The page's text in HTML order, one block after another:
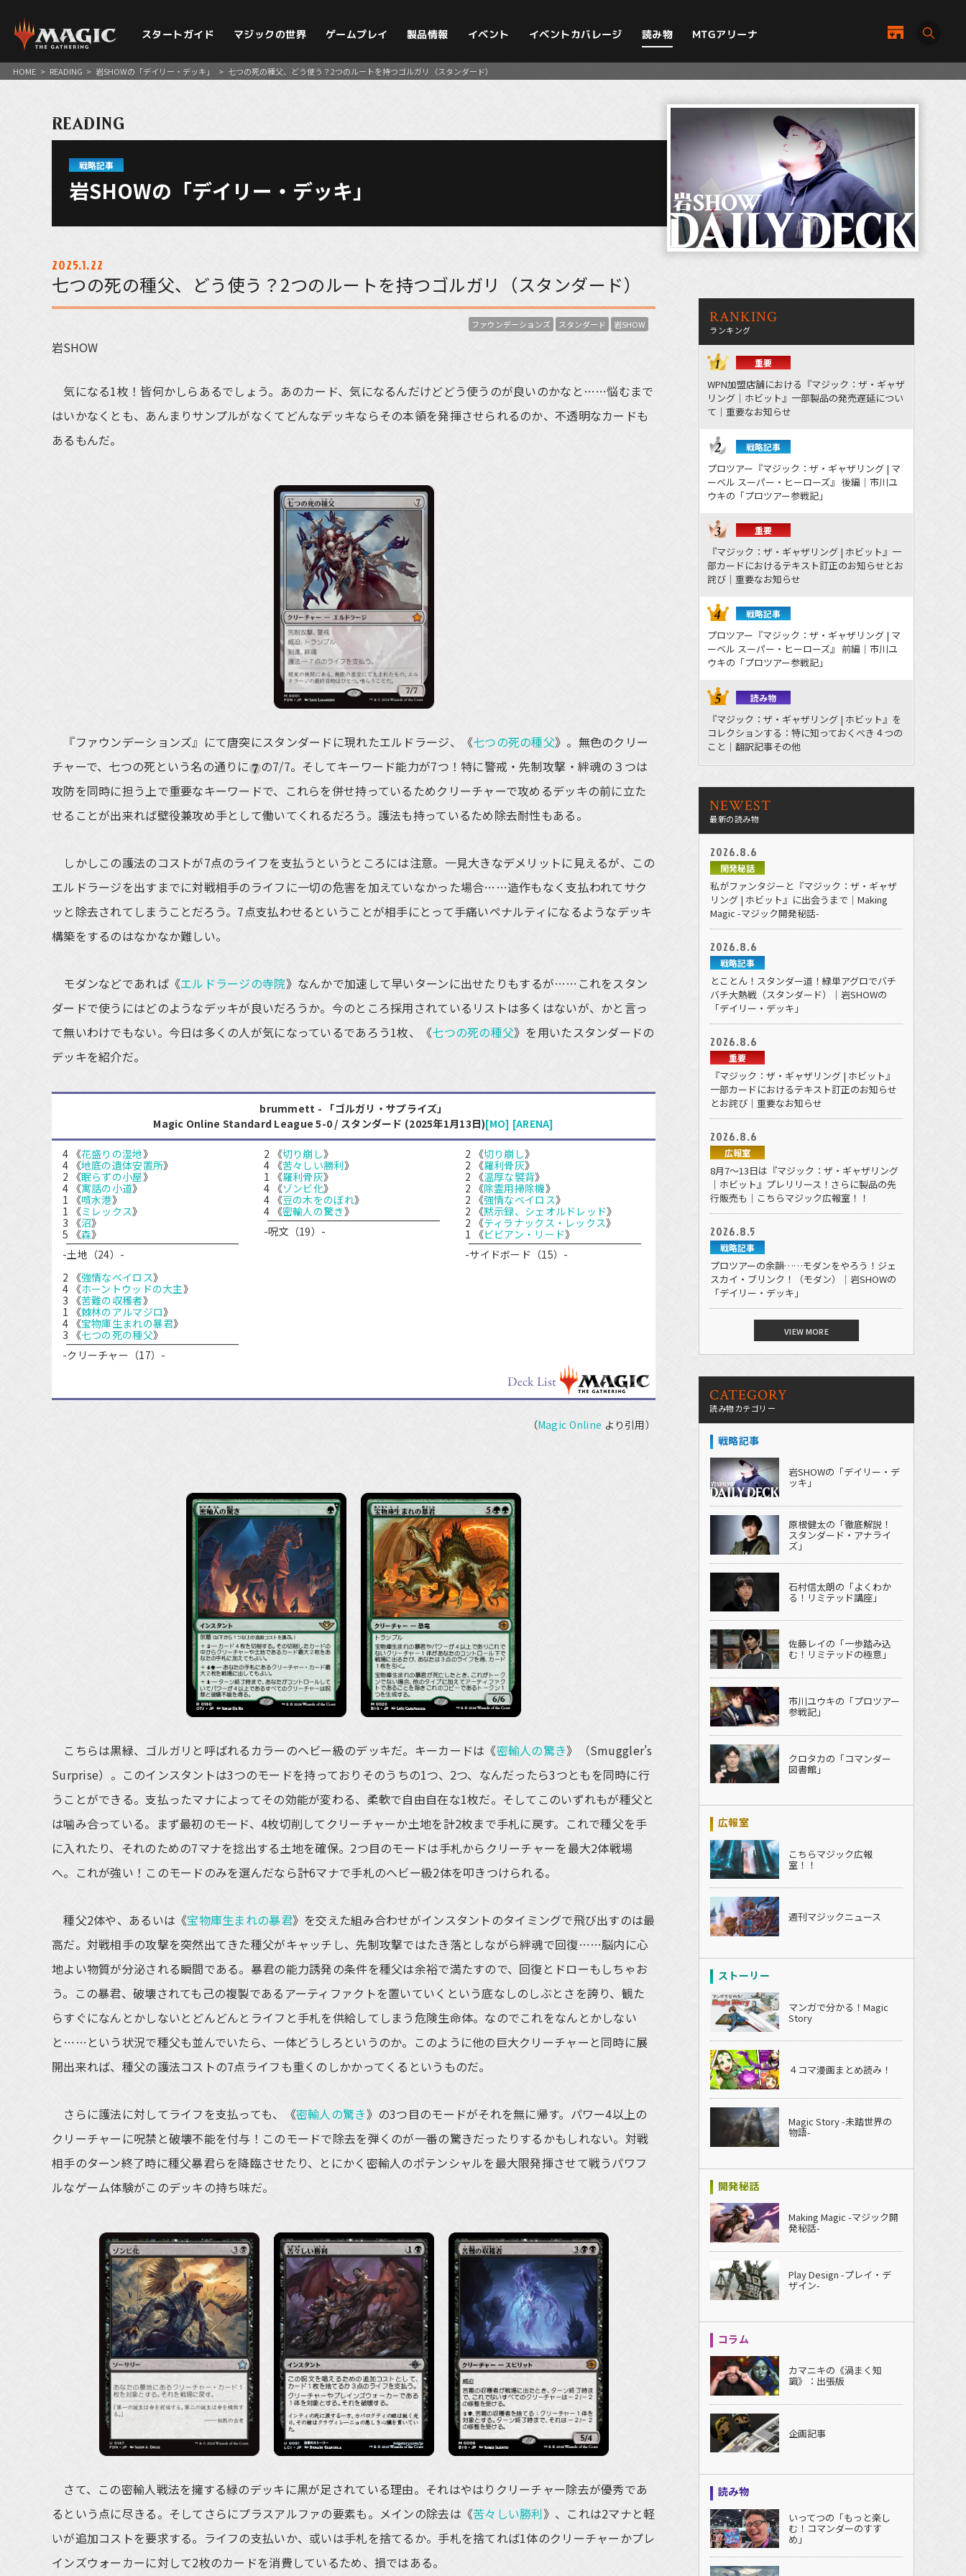
スタートガイド マジックの世界 ゲームプレイ 製品情報 イベント イベントカバレージ 読み物 MTGアリーナ
HOME > READING > 岩SHOWの「デイリー・デッキ」 > 七つの死の種父、どう使う？2つのルートを持つゴルガリ（スタンダード）
READING
戦略記事
岩SHOWの「デイリー・デッキ」
2025.1.22
七つの死の種父、どう使う？2つのルートを持つゴルガリ（スタンダード）
ファウンデーションズ スタンダード 岩SHOW
岩SHOW
気になる1枚！皆何かしらあるでしょう。あのカード、気になるんだけどどう使うのが良いのかなと……悩むまで
はいかなくとも、あんまりサンプルがなくてどんなデッキならその本領を発揮させられるのか、不透明なカードも
あるもんだ。
『ファウンデーションズ』にて唐突にスタンダードに現れたエルドラージ、《七つの死の種父》。無色のクリー
チャーで、七つの死という名の通りに
の7/7。そしてキーワード能力が7つ！特に警戒・先制攻撃・絆魂の３つは
攻防を同時に担う上で重要なキーワードで、これらを併せ持っているためクリーチャーで攻めるデッキの前に立た
せることが出来れば壁役兼攻め手として働いてくれるだろう。護法も持っているため除去耐性もある。
しかしこの護法のコストが7点のライフを支払うというところには注意。一見大きなデメリットに見えるが、この
エルドラージを出すまでに対戦相手のライフに一切の危害を加えていなかった場合……造作もなく支払われてサク
ッと除去されてしまうことだろう。7点支払わせるということが相手にとって手痛いペナルティになるようなデッキ
構築をするのはなかなか難しい。
モダンなどであれば《エルドラージの寺院》なんかで加速して早いターンに出せたりもするが……これをスタン
ダードで使うにはどのようなデッキが良いだろうか。今のところ採用されているリストは多くはないが、かと言っ
て無いわけでもない。今日は多くの人が気になっているであろう1枚、《七つの死の種父》を用いたスタンダードの
デッキを紹介だ。
brummett - 「ゴルガリ・サプライズ」
Magic Online Standard League 5-0 / スタンダード (2025年1月13日)[MO] [ARENA]
4 《花盛りの湿地》
4 《地底の遺体安置所》
2 《眠らずの小屋》
4 《寓話の小道》
1 《噴水港》
1 《ミレックス》
3 《沼》
5 《森》
-土地（24）-
2 《強情なベイロス》
4 《ホーントウッドの大主》
3 《苦難の収穫者》
1 《棘林のアルマジロ》
4 《宝物庫生まれの暴君》
3 《七つの死の種父》
-クリーチャー（17）-
2 《切り崩し》
4 《苦々しい勝利》
1 《羅利骨灰》
4 《ゾンビ化》
4 《豆の木をのぼれ》
4 《密輸人の驚き》
-呪文（19）-
2 《切り崩し》
2 《羅利骨灰》
2 《温厚な襞背》
2 《除霊用掃除機》
2 《強情なベイロス》
2 《黙示録、シェオルドレッド》
2 《ティラナックス・レックス》
1 《ビビアン・リード》
-サイドボード（15）-
（Magic Online より引用）
こちらは黒緑、ゴルガリと呼ばれるカラーのヘビー級のデッキだ。キーカードは《密輸人の驚き》（Smuggler's
Surprise）。このインスタントは3つのモードを持っておりそのうちの1つ、2つ、なんだったら3つともを同時に行
うことができる。支払ったマナによってその効能が変わる、柔軟で自由自在な1枚だ。そしてこのいずれもが種父と
は噛み合っている。まず最初のモード、4枚切削してクリーチャーか土地を計2枚まで手札に戻す。これで種父を手
に入れたり、それのための7マナを捻出する土地を確保。2つ目のモードは手札からクリーチャーを最大2体戦場
へ。これが強い！このモードのみを選んだなら計6マナで手札のヘビー級2体を叩きつけられる。
種父2体や、あるいは《宝物庫生まれの暴君》を交えた組み合わせがインスタントのタイミングで飛び出すのは最
高だ。対戦相手の攻撃を突然出てきた種父がキャッチし、先制攻撃ではたき落としながら絆魂で回復……脳内に心
地よい物質が分泌される瞬間である。暴君の能力誘発の条件を種父は余裕で満たすので、回復とドローもしちゃお
う。この暴君、破壊されても己の複製であるアーティファクトを置いていくという底なしのしぶとさを誇り、観た
らすぐになんとかしないとどんどんとライフと手札を供給してしまう危険生命体。なのでこれをなんとかしない
と……という状況で種父も並んでいたら、一体どうしろというのか。このように他の巨大クリーチャーと同時に展
開出来れば、種父の護法コストの7点ライフも重くのしかかってくるというものだ。
さらに護法に対してライフを支払っても、《密輸人の驚き》の3つ目のモードがそれを無に帰す。パワー4以上の
クリーチャーに呪禁と破壊不能を付与！このモードで除去を弾くのが一番の驚きだったりするかもしれない。対戦
相手のターン終了時に種父暴君らを降臨させたり、とにかく密輸人のポテンシャルを最大限発揮させて戦うパワフ
ルなゲーム体験がこのデッキの持ち味だ。
さて、この密輸人戦法を擁する緑のデッキに黒が足されている理由。それはやはりクリーチャー除去が優秀であ
るという点に尽きる。そしてさらにプラスアルファの要素も。メインの除去は《苦々しい勝利》、これは2マナと軽
いが追加コストを要求する。ライフの支払いか、或いは手札を捨てるか。手札を捨てれば1体のクリーチャーかプレ
インズウォーカーに対して2枚のカードを消費しているため、損ではある。
RANKING
ランキング
重要
WPN加盟店舗における『マジック：ザ・ギャザ
リング｜ホビット』一部製品の発売遅延につい
て｜重要なお知らせ
戦略記事
プロツアー『マジック：ザ・ギャザリング | マ
ーベル スーパー・ヒーローズ』 後編｜市川ユ
ウキの「プロツアー参戦記」
重要
『マジック：ザ・ギャザリング | ホビット』一
部カードにおけるテキスト訂正のお知らせとお
詫び｜重要なお知らせ
戦略記事
プロツアー『マジック：ザ・ギャザリング | マ
ーベル スーパー・ヒーローズ』 前編｜市川ユ
ウキの「プロツアー参戦記」
読み物
『マジック：ザ・ギャザリング | ホビット』を
コレクションする：特に知っておくべき４つの
こと｜翻訳記事その他
NEWEST
最新の読み物
2026.8.6
開発秘話
私がファンタジーと『マジック：ザ・ギャザ
リング | ホビット』に出会うまで｜Making
Magic -マジック開発秘話-
2026.8.6
戦略記事
とことん！スタンダー道！緑単アグロでバチ
バチ大熱戦（スタンダード）｜岩SHOWの
「デイリー・デッキ」
2026.8.6
重要
『マジック：ザ・ギャザリング | ホビット』
一部カードにおけるテキスト訂正のお知らせ
とお詫び｜重要なお知らせ
2026.8.6
広報室
8月7～13日は『マジック：ザ・ギャザリング
｜ホビット』プレリリース！さらに製品の先
行販売も｜こちらマジック広報室！！
2026.8.5
戦略記事
プロツアーの余韻……モダンをやろう！ジェ
スカイ・ブリンク！（モダン）｜岩SHOWの
「デイリー・デッキ」
VIEW MORE
CATEGORY
読み物カテゴリー
戦略記事
岩SHOWの「デイリー・デ
ッキ」
原根健太の「徹底解説！
スタンダード・アナライ
ズ」
石村信太朗の「よくわか
る！リミテッド講座」
佐藤レイの「一歩踏み込
む！リミテッドの極意」
市川ユウキの「プロツアー
参戦記」
クロタカの「コマンダー
図書館」
広報室
こちらマジック広報
室！！
週刊マジックニュース
ストーリー
マンガで分かる！Magic
Story
４コマ漫画まとめ読み！
Magic Story -未踏世界の
物語-
開発秘話
Making Magic -マジック開
発秘話-
Play Design -プレイ・デ
ザイン-
コラム
カマニキの《渦まく知
識》：出張版
企画記事
読み物
いってつの「もっと楽し
む！コマンダーのすす
め」